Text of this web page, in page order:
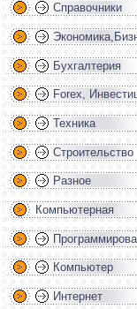
Справочники
Бухгалтерия
Forex,
Техника
Строительство
Разное
Компьютерная
Компьютер
Интернет